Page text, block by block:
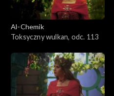
Al-Chemik
Toksyczny wulkan, odc. 113